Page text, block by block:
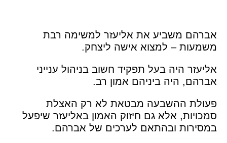
אברהם משביע את אליעזר למשימה רבת
משמעות – למצוא אישה ליצחק.
אליעזר היה בעל תפקיד חשוב בניהול ענייני
אברהם, היה ביניהם אמון רב.
פעולת ההשבעה מבטאת לא רק האצלת
סמכויות, אלא גם חיזוק האמון באליעזר שיפעל
במסירות ובהתאם לערכים של אברהם.